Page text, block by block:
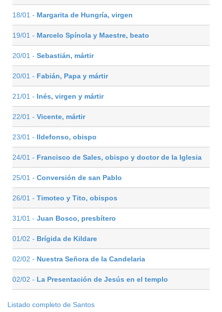
18/01 - Margarita de Hungría, virgen
19/01 - Marcelo Spínola y Maestre, beato
20/01 - Sebastián, mártir
20/01 - Fabián, Papa y mártir
21/01 - Inés, virgen y mártir
22/01 - Vicente, mártir
23/01 - Ildefonso, obispo
24/01 - Francisco de Sales, obispo y doctor de la Iglesia
25/01 - Conversión de san Pablo
26/01 - Timoteo y Tito, obispos
31/01 - Juan Bosco, presbítero
01/02 - Brígida de Kildare
02/02 - Nuestra Señora de la Candelaria
02/02 - La Presentación de Jesús en el templo
Listado completo de Santos